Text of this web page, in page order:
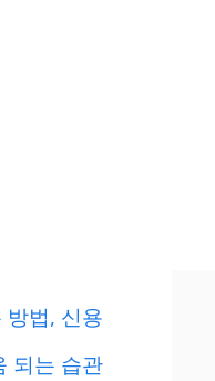
방법, 신용
되는 습관